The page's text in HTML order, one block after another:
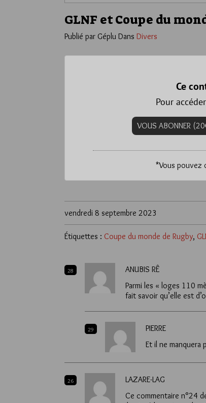
GLNF et Coupe du
Publié par Géplu Dans Divers
Ce
Pour
VOUS ABONNER
*Vous pouvez
vendredi 8 septembre 2023
Étiquettes : Coupe du monde de Rugby,
28 ANUBIS RÊ
Parmi les « loges 110
fait savoir qu’elle est
29 PIERRE
Et il ne manquera
26 LAZARE-LAG
Ce commentaire n°24